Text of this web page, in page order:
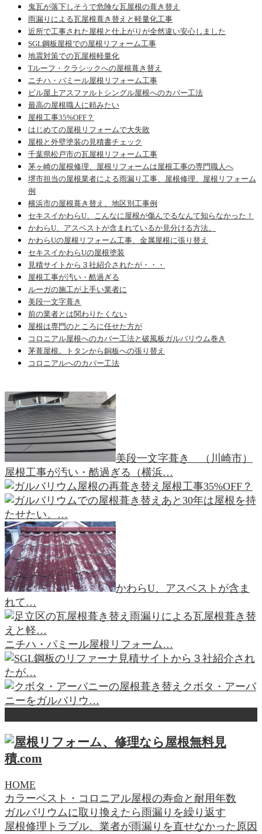
鬼瓦が落下しそうで危険な瓦屋根の葺き替え
雨漏りによる瓦屋根葺き替えと軽量化工事
近所で工事された屋根と仕上がりが全然違い安心しました
SGL鋼板屋根での屋根リフォーム工事
地震対策での瓦屋根軽量化
Tルーフ・クラシックへの屋根葺き替え
ニチハ・パミール屋根リフォーム工事
ビル屋上アスファルトシングル屋根へのカバー工法
最高の屋根職人に頼みたい
屋根工事35%OFF？
はじめての屋根リフォームで大失敗
屋根と外壁塗装の見積書チェック
千葉県松戸市の瓦屋根リフォーム工事
茅ヶ崎の屋根修理、屋根リフォームは屋根工事の専門職人へ
堺市担当の屋根業者による雨漏り工事、屋根修理、屋根リフォーム
例
横浜市の屋根葺き替え、地区別工事例
セキスイかわらU、こんなに屋根が傷んでるなんて知らなかった！
かわらU、アスベストが含まれているか見分ける方法。
かわらUの屋根リフォーム工事、金属屋根に張り替え
セキスイかわらUの屋根塗装
見積サイトから３社紹介されたが・・・
屋根工事が汚い・酷過ぎる
ルーガの施工が上手い業者に
美段一文字葺き
前の業者とは関わりたくない
屋根は専門のところに任せた方が
コロニアル屋根へのカバー工法と破風板ガルバリウム巻き
茅葺屋根。トタンから銅板への張り替え
コロニアルへのカバー工法
美段一文字葺き （川崎市）
屋根工事が汚い・酷過ぎる（横浜…
屋根工事35%OFF？
あと30年は屋根を持
たせたい。…
かわらU、アスベストが含ま
れて…
雨漏りによる瓦屋根葺き替
えと軽…
ニチハ・パミール屋根リフォーム…
見積サイトから３社紹介され
たが…
クボタ・アーバ
ニーをガルバリウ…
HOME
カラーベスト・コロニアル屋根の寿命と耐用年数
ガルバリウムに取り換えたら雨漏りを繰り返す
屋根修理トラブル、業者が雨漏りを直せなかった原因